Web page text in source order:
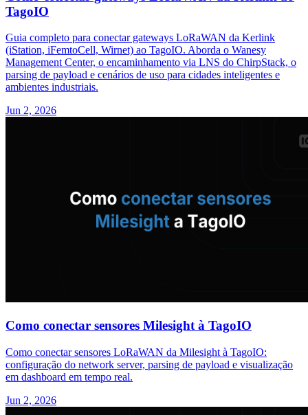
TagoIO
Guia completo para conectar gateways LoRaWAN da Kerlink
(iStation, iFemtoCell, Wirnet) ao TagoIO. Aborda o Wanesy
Management Center, o encaminhamento via LNS do ChirpStack, o
parsing de payload e cenários de uso para cidades inteligentes e
ambientes industriais.
Jun 2, 2026
Como conectar sensores Milesight à TagoIO
Como conectar sensores LoRaWAN da Milesight à TagoIO:
configuração do network server, parsing de payload e visualização
em dashboard em tempo real.
Jun 2, 2026